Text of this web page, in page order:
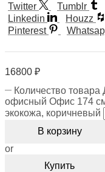
Twitter
Tumblr
Linkedin
Houzz
Pinterest
16800 ₽
Количество товара
офисный Офис 174
экокожа, коричневый
В корзину
or
Купить